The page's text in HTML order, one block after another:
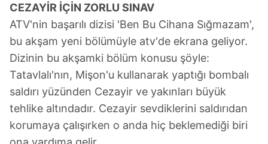
CEZAYİR İÇİN ZORLU SINAV
ATV'nin başarılı dizisi 'Ben Bu Cihana Sığmazam',
bu akşam yeni bölümüyle atv'de ekrana geliyor.
Dizinin bu akşamki bölüm konusu şöyle:
Tatavlalı'nın, Mişon'u kullanarak yaptığı bombalı
saldırı yüzünden Cezayir ve yakınları büyük
tehlike altındadır. Cezayir sevdiklerini saldırıdan
korumaya çalışırken o anda hiç beklemediği biri